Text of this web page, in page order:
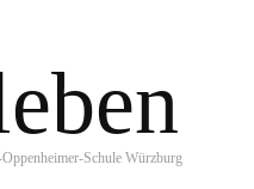
Schule Würzburg